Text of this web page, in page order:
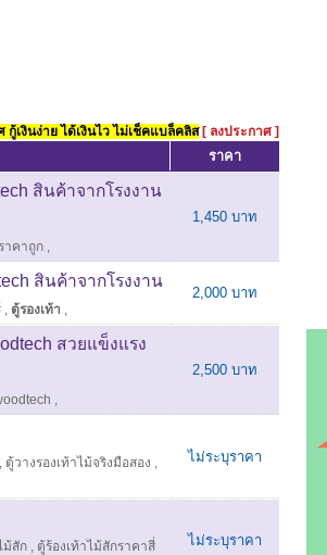
เงินง่าย ได้เงินไว ไม่เช็คแบล็คลิส [ ลงประกาศ ]
ราคา
สินค้าจากโรงงาน
ราคาถูก ,
1,450 บาท
สินค้าจากโรงงาน
, ตู้รองเท้า ,
2,000 บาท
สวยแข็งแรง
,
2,500 บาท
, ตู้วางรองเท้าไม้จริงมือสอง ,
ไม่ระบุราคา
ม้สัก , ตู้ร้องเท้าไม้สักราคาสี่
ไม่ระบุราคา